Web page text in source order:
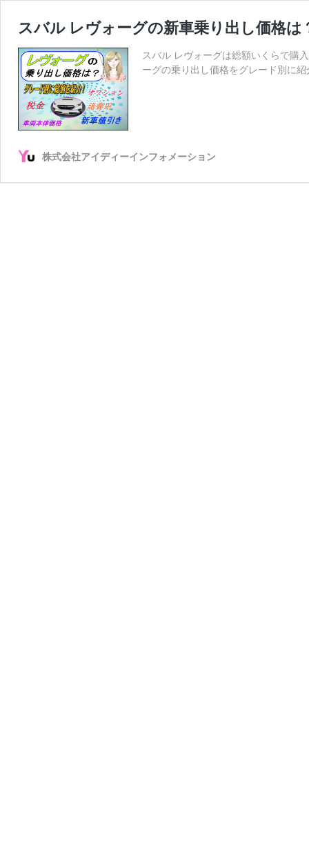
スバル レヴォーグの新車乗り出し価格は
スバル レヴォーグは総額いくらで購
ーグの乗り出し価格をグレード別に
株式会社アイディーインフォメーション